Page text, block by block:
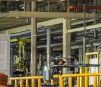
И
MITSUBISHI»